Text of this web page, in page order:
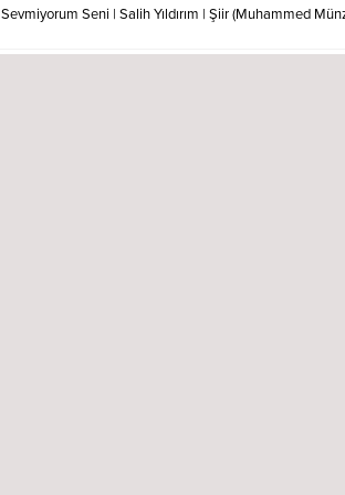
Sevmiyorum Seni | Salih Yıldırım | Şiir (Muhammed